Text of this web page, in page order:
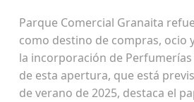
Parque Comercial Granaita
como destino de compras, ocio
la incorporación de Perfumerías
de esta apertura, que está
de verano de 2025, destaca el